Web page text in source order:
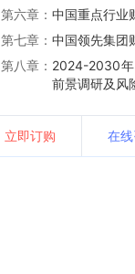
第六章： 中国重点行业
第七章： 中国领先集团
第八章： 2024-2030
前景调研及风
立即订购 在